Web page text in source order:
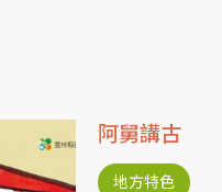
阿舅講古
地方特色